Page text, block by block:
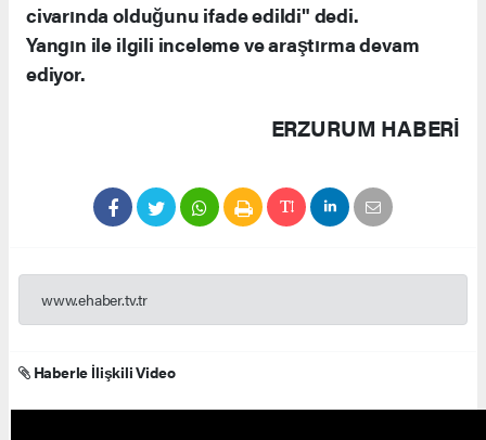
civarında olduğunu ifade edildi" dedi.
Yangın ile ilgili inceleme ve araştırma devam
ediyor.
ERZURUM HABERİ
www.ehaber.tv.tr
Haberle İlişkili Video